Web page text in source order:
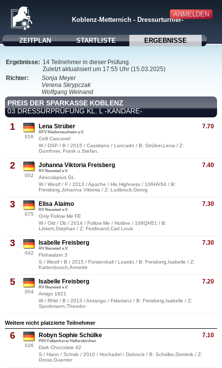
ANMELDEN
Koblenz-Metternich - Dressurturnier-
ZEITPLAN STARTLISTE ERGEBNISSE
Ergebnisse: 14 Teilnehmer in dieser Prüfung.
Zuletzt aktualisiert um 17:55 Uhr (15.03.2025)
Richter:
Sonja Meyer
Verena Skrypczak
Wolfgang Weinand
PREIS DER SPARKASSE KOBLENZ
03 DRESSURPRÜFUNG KL. L -KANDARE-
1
016
7.70
Lena Strüber
RFV Niederzeuzheim e.V.
Celli Cascavel
W / DSP / B / 2015 / Cassitano / Lancado / B: Strüber,Lena / Z:
Günthner, Frank u.Stefan,
2
002
7.40
Johanna Viktoria Freisberg
RV Neuwied e.V.
Aesculapius GL
W / Westf / F / 2013 / Apache / His Highness / 106HV64 / B:
Freisberg,Johanna Viktoria / Z: Ludbrock,Georg
3
075
7.30
Elisa Alaimo
RV Neuwied e.V.
Only Follow Me FE
W / Old / Db / 2014 / Follow Me / Hotline / 108QH51 / B:
Linkert,Stephan / Z: Ferdinand,Carl Louis
3
042
7.30
Isabelle Freisberg
RV Neuwied e.V.
Flohwalzer 3
S / Westf / B / 2015 / Fürstenball / Leardo / B: Freisberg,Isabelle / Z:
Kattenbusch,Annette
5
004
7.20
Isabelle Freisberg
RV Neuwied e.V.
Amigo 1821
W / Rhld / B / 2013 / Antango / Fidertanz / B: Freisberg,Isabelle / Z:
Sporkmann,Theodor
Weitere nicht platzierte Teilnehmer
6
026
7.10
Robyn Sophie Schülke
PSV Falkenhorst Helferskirchen
Dark Chocolate 42
S / Hann / Schwb / 2010 / Hochadel / Dobrock / B: Schülke,Dominik / Z:
Gross,Guenter